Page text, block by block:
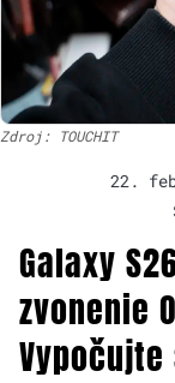
Zdroj: TOUCHIT
22.
Galaxy
zvonenie